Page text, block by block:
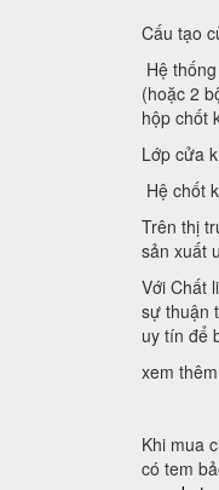
Cấu tạo
Hệ
(hoặc 2
hộp chốt
Lớp cửa
Hệ chốt
Trên thị
sản xuất
Với Chất
sự thuận
uy tín để
xem thêm
Khi mua
có tem